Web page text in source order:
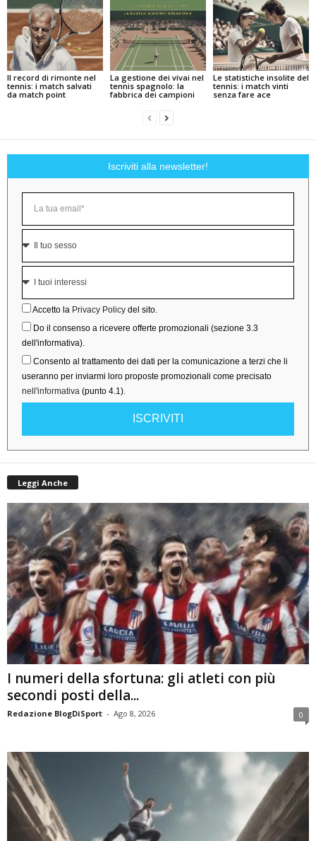
Il record di rimonte nel
tennis: i match salvati
da match point
La gestione dei vivai nel
tennis spagnolo: la
fabbrica dei campioni
Le statistiche insolite del
tennis: i match vinti
senza fare ace
Iscriviti alla newsletter!
Accetto la Privacy Policy del sito.
Do il consenso a ricevere offerte promozionali (sezione 3.3
dell'informativa).
Consento al trattamento dei dati per la comunicazione a terzi che li
useranno per inviarmi loro proposte promozionali come precisato
nell'informativa (punto 4.1).
ISCRIVITI
Leggi Anche
I numeri della sfortuna: gli atleti con più
secondi posti della...
Redazione BlogDiSport - Ago 8, 2026 0